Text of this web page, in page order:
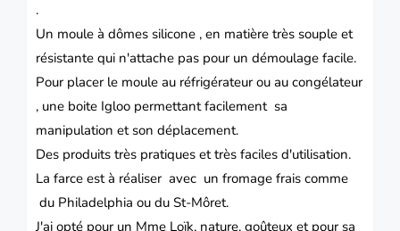
.
Un moule à dômes silicone , en matière très souple et
résistante qui n'attache pas pour un démoulage facile.
Pour placer le moule au réfrigérateur ou au congélateur
, une boite Igloo permettant facilement sa
manipulation et son déplacement.
Des produits très pratiques et très faciles d'utilisation.
La farce est à réaliser avec un fromage frais comme
du Philadelphia ou du St-Môret.
J'ai opté pour un Mme Loïk, nature, goûteux et pour sa